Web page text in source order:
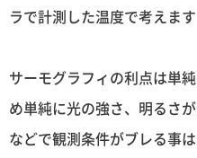
ラで計測した温度で考えます
サーモグラフィの利点は単
め単純に光の強さ、明るさ
などで観測条件がブレる事